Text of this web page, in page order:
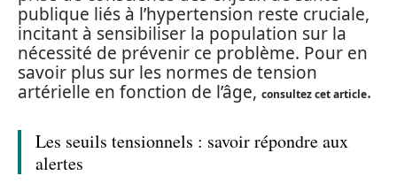
publique liés à l’hypertension reste cruciale,
incitant à sensibiliser la population sur la
nécessité de prévenir ce problème. Pour en
savoir plus sur les normes de tension
artérielle en fonction de l’âge, consultez cet article.
Les seuils tensionnels : savoir répondre aux
alertes